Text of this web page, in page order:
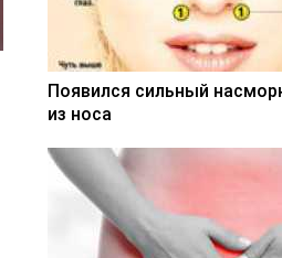
Появился сильный
из носа